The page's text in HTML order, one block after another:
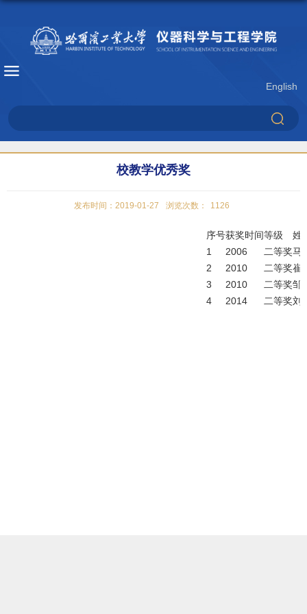
English
校教学优秀奖
发布时间：2019-01-27 浏览次数： 1126
序号获奖时间等级
姓
1
2006 二等奖马
2
2010 二等奖崔
3
2010 二等奖邹
4
2014 二等奖刘